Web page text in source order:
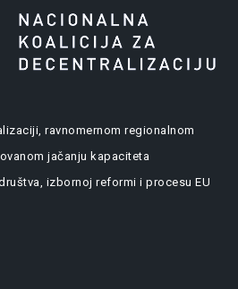
ravnomernom regionalnom
jačanju kapaciteta
izbornoj reformi i procesu EU